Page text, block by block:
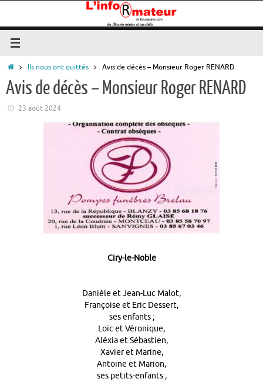
contenu
AccueilIls nous ont quittés Avis de décès – Monsieur Roger RENARD
Avis de décès – Monsieur Roger RENARD
23 août 2024
Ciry-le-Noble
Danièle et Jean-Luc Malot,
Françoise et Eric Dessert,
ses enfants ;
Loïc et Véronique,
Aléxia et Sébastien,
Xavier et Marine,
Antoine et Marion,
ses petits-enfants ;